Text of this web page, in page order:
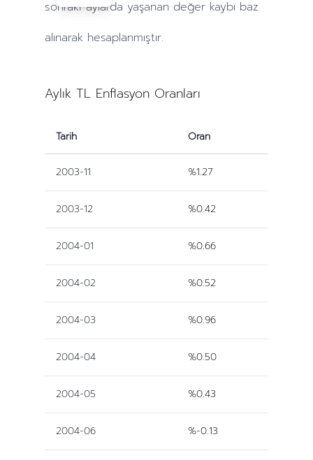
sonraki aylarda yaşanan değer kaybı baz
alınarak hesaplanmıştır.
Aylık TL Enflasyon Oranları
Tarih Oran
2003-11 %1.27
2003-12 %0.42
2004-01 %0.66
2004-02 %0.52
2004-03 %0.96
2004-04 %0.50
2004-05 %0.43
2004-06 %-0.13